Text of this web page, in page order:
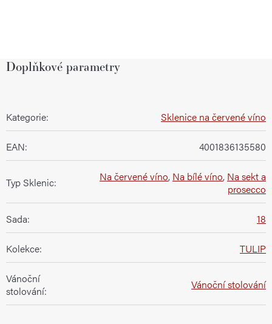
Doplňkové parametry
Kategorie: Sklenice na červené víno
EAN: 4001836135580
Typ Sklenic: Na červené víno, Na bílé víno, Na sekt a
prosecco
Sada: 18
Kolekce: TULIP
Vánoční
stolování: Vánoční stolování